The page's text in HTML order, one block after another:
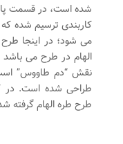
شده است، در قسمت
کاربندی ترسیم شده
می شود؛ در اینجا
الهام در طرح می باشد
نقش “دم طاووس”
طراحی شده است. در
طرح طره الهام گرفته